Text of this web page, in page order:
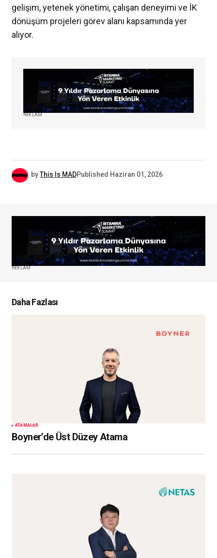
gelişim, yetenek yönetimi, çalışan deneyimi ve İK
dönüşüm projeleri görev alanı kapsamında yer
alıyor.
REKLAM
byThis Is MADPublished Haziran 01, 2026
REKLAM
Daha Fazlası
ATAMALAR
Boyner’de Üst Düzey Atama